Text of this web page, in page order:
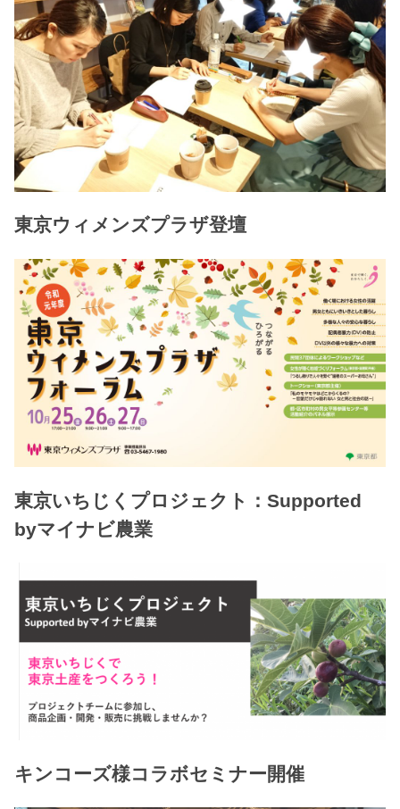
東京ウィメンズプラザ登壇
東京いちじくプロジェクト：Supported
byマイナビ農業
キンコーズ様コラボセミナー開催